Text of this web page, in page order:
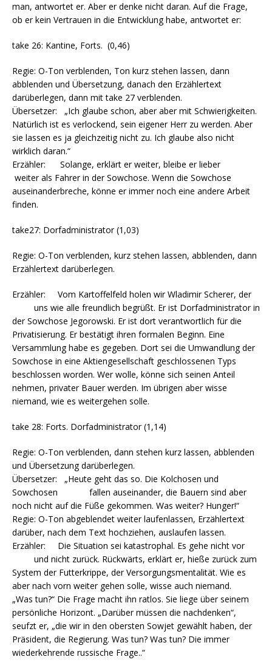
man, antwortet er. Aber er denke nicht daran. Auf die Frage,
ob er kein Vertrauen in die Entwicklung habe, antwortet er:
take 26: Kantine, Forts. (0,46)
Regie: O-Ton verblenden, Ton kurz stehen lassen, dann
abblenden und Übersetzung, danach den Erzählertext
darüberlegen, dann mit take 27 verblenden.
Übersetzer: „Ich glaube schon, aber aber mit Schwierigkeiten.
Natürlich ist es verlockend, sein eigener Herr zu werden. Aber
sie lassen es ja gleichzeitig nicht zu. Ich glaube also nicht
wirklich daran.“
Erzähler: Solange, erklärt er weiter, bleibe er lieber
weiter als Fahrer in der Sowchose. Wenn die Sowchose
auseinanderbreche, könne er immer noch eine andere Arbeit
finden.
take27: Dorfadministrator (1,03)
Regie: O-Ton verblenden, kurz stehen lassen, abblenden, dann
Erzählertext darüberlegen.
Erzähler: Vom Kartoffelfeld holen wir Wladimir Scherer, der
uns wie alle freundlich begrüßt. Er ist Dorfadministrator in
der Sowchose Jegorowski. Er ist dort verantwortlich für die
Privatisierung. Er bestätigt ihren formalen Beginn. Eine
Versammlung habe es gegeben. Dort sei die Umwandlung der
Sowchose in eine Aktiengesellschaft geschlossenen Typs
beschlossen worden. Wer wolle, könne sich seinen Anteil
nehmen, privater Bauer werden. Im übrigen aber wisse
niemand, wie es weitergehen solle.
take 28: Forts. Dorfadministrator (1,14)
Regie: O-Ton verblenden, dann stehen kurz lassen, abblenden
und Übersetzung darüberlegen.
Übersetzer: „Heute geht das so. Die Kolchosen und
Sowchosen fallen auseinander, die Bauern sind aber
noch nicht auf die Füße gekommen. Was weiter? Hunger!“
Regie: O-Ton abgeblendet weiter laufenlassen, Erzählertext
darüber, nach dem Text hochziehen, auslaufen lassen.
Erzähler: Die Situation sei katastrophal. Es gehe nicht vor
und nicht zurück. Rückwärts, erklärt er, hieße zurück zum
System der Futterkrippe, der Versorgungsmentalität. Wie es
aber nach vorn weiter gehen solle, wisse auch niemand.
„Was tun?“ Die Frage macht ihn ratlos. Sie liege über seinem
persönliche Horizont. „Darüber müssen die nachdenken“,
seufzt er, „die wir in den obersten Sowjet gewählt haben, der
Präsident, die Regierung. Was tun? Was tun? Die immer
wiederkehrende russische Frage..“